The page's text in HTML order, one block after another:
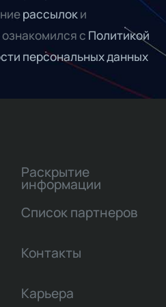
рассылоки
с Политикой
персональных данных
Раскрытие
информации
Список партнеров
Контакты
Карьера